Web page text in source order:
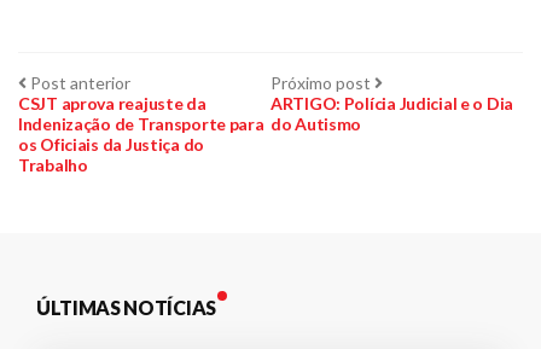
Navegação
de
Post
Post anteriorPost
anterior:
CSJT aprova reajuste da
Indenização de Transporte para
os Oficiais da Justiça do
Trabalho
Próximo post Próximo
post:
ARTIGO: Polícia Judicial e o Dia
do Autismo
ÚLTIMAS NOTÍCIAS